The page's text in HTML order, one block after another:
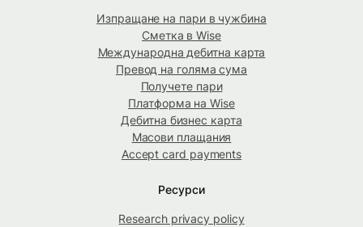
Изпращане на пари в чужбина
Сметка в Wise
Международна дебитна карта
Превод на голяма сума
Получете пари
Платформа на Wise
Дебитна бизнес карта
Масови плащания
Accept card payments
Ресурси
Research privacy policy